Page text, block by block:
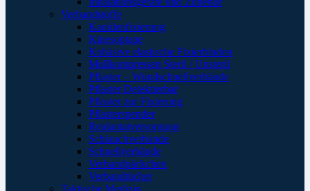
Verbandstoffe
Kanülenfixierung
Kinesoptape
Kohäsive elastische Fixierbinden
Mullkompressen Steril / Unsteril
Pflaster – Wundschnellverbände
Pflaster Detektierbar
Pflaster zur Fixierung
Pflasterspender
Replantatversorgung
Schlauchverbände
Schnellverbände
Verbandpäckchen
Verbandtücher
Taktische Medizin